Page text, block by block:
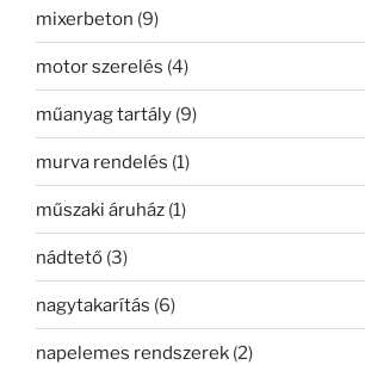
mixerbeton (9)
motor szerelés (4)
műanyag tartály (9)
murva rendelés (1)
műszaki áruház (1)
nádtető (3)
nagytakarítás (6)
napelemes rendszerek (2)